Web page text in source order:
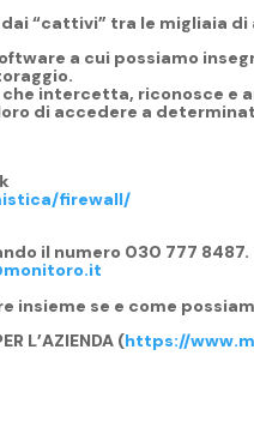
“cattivi” tra le migliaia
a cui possiamo
che intercetta, riconosce e
di accedere a
firewall/
il numero 030 777 8487.
insieme se e come
L’AZIENDA (https://